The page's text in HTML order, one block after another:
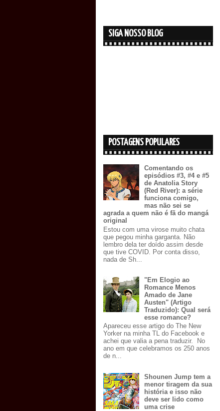
SIGA NOSSO BLOG
POSTAGENS POPULARES
Comentando os
episódios #3, #4 e #5
de Anatolia Story
(Red River): a série
funciona comigo,
mas não sei se
agrada a quem não é fã do mangá
original
Estou com uma virose muito chata
que pegou minha garganta. Não
lembro dela ter doído assim desde
que tive COVID. Por conta disso,
nada de Sh...
"Em Elogio ao
Romance Menos
Amado de Jane
Austen" (Artigo
Traduzido): Qual será
esse romance?
Apareceu esse artigo do The New
Yorker na minha TL do Facebook e
achei que valia a pena traduzir. No
ano em que celebramos os 250 anos
de n...
Shounen Jump tem a
menor tiragem da sua
história e isso não
deve ser lido como
uma crise